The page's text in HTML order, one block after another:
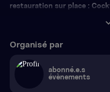
restauration sur place :
Organisé par
abonné.e.s
évènements